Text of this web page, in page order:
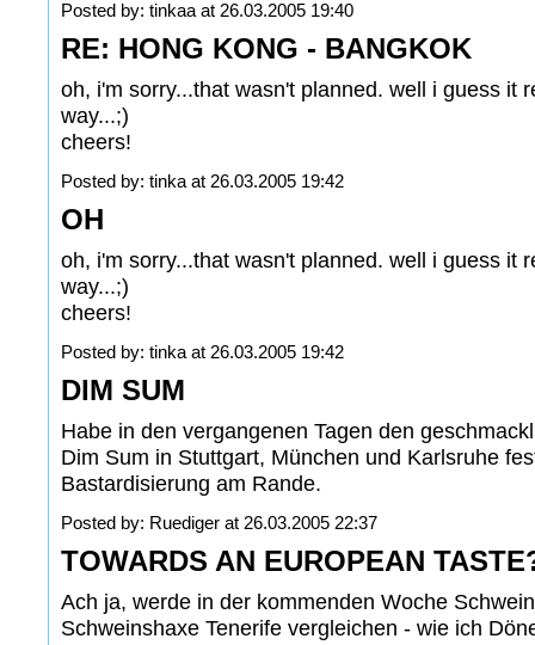
Posted by: tinkaa at 26.03.2005 19:40
RE: HONG KONG - BANGKOK
oh, i'm sorry...that wasn't planned. well i guess it
way...;)
cheers!
Posted by: tinka at 26.03.2005 19:42
OH
oh, i'm sorry...that wasn't planned. well i guess it
way...;)
cheers!
Posted by: tinka at 26.03.2005 19:42
DIM SUM
Habe in den vergangenen Tagen den
Dim Sum in Stuttgart, München und Karlsruhe
Bastardisierung am Rande.
Posted by: Ruediger at 26.03.2005 22:37
TOWARDS AN EUROPEAN
Ach ja, werde in der kommenden Woche
Schweinshaxe Tenerife vergleichen - wie ich